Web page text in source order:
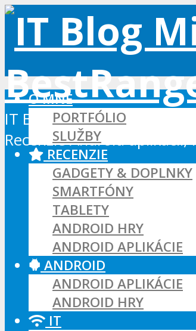
IT Blog - Android, Xbox a
Recenzie Android
O MNE
PORTFÓLIO
SLUŽBY
RECENZIE
GADGETY & DOPLNKY
SMARTFÓNY
TABLETY
ANDROID HRY
ANDROID APLIKÁCIE
ANDROID
ANDROID APLIKÁCIE
ANDROID HRY
IT